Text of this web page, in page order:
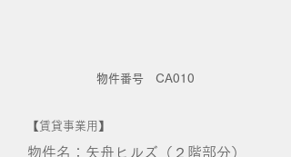
物件番号 CA010
【賃貸事業用】
物件名：矢舟ヒルズ（２階部分）